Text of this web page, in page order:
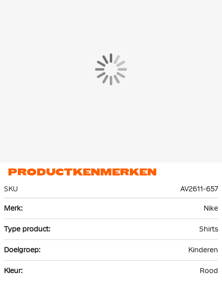
PRODUCTKENMERKEN
SKU
AV2611-657
informatie
Nike
Shirts
Kinderen
Rood